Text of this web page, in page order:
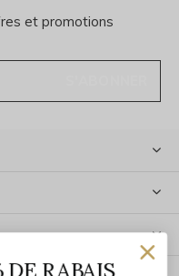
et promotions
DE RABAIS